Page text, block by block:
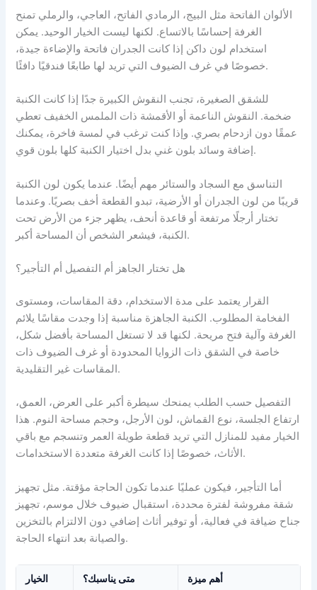
الألوان الفاتحة مثل البيج، الرمادي الفاتح، العاجي، والرملي تمنح
الغرفة إحساسًا بالاتساع. لكنها ليست الخيار الوحيد. يمكن
استخدام لون داكن إذا كانت الجدران فاتحة والإضاءة جيدة،
خصوصًا في غرف الضيوف التي تريد لها طابعًا فندقيًا دافئًا.
للشقق الصغيرة، تجنب النقوش الكبيرة جدًا إذا كانت الكنبة
ضخمة. النقوش الناعمة أو الأقمشة ذات الملمس الخفيف تعطي
عمقًا دون ازدحام بصري. وإذا كنت ترغب في لمسة فاخرة، يمكنك
إضافة وسائد بلون غني بدل اختيار الكنبة كلها بلون قوي.
التناسق مع السجاد والستائر مهم أيضًا. عندما يكون لون الكنبة
قريبًا من لون الجدران أو الأرضية، تبدو القطعة أخف بصريًا. وعندما
تختار أرجلًا مرتفعة أو قاعدة أنحف، يظهر جزء من الأرض تحت
الكنبة، فيشعر الشخص أن المساحة أكبر.
هل تختار الجاهز أم التفصيل أم التأجير؟
القرار يعتمد على مدة الاستخدام، دقة المقاسات، ومستوى
الفخامة المطلوب. الكنبة الجاهزة مناسبة إذا وجدت مقاسًا يلائم
الغرفة وآلية فتح مريحة. لكنها قد لا تستغل المساحة بأفضل شكل،
خاصة في الشقق ذات الزوايا المحدودة أو غرف الضيوف ذات
المقاسات غير التقليدية.
التفصيل حسب الطلب يمنحك سيطرة أكبر على العرض، العمق،
ارتفاع الجلسة، نوع القماش، لون الأرجل، وحجم مساحة النوم. هذا
الخيار مفيد للمنازل التي تريد قطعة طويلة العمر وتنسجم مع باقي
الأثاث، خصوصًا إذا كانت الغرفة متعددة الاستخدامات.
أما التأجير، فيكون عمليًا عندما تكون الحاجة مؤقتة. مثل تجهيز
شقة مفروشة لفترة محددة، استقبال ضيوف خلال موسم، تجهيز
جناح ضيافة في فعالية، أو توفير أثاث إضافي دون الالتزام بالتخزين
والصيانة بعد انتهاء الحاجة.
الخيار متى يناسبك؟ أهم ميزة